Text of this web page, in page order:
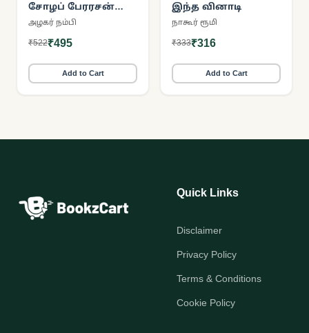
சோழப் பேரரசன்
ராஜ ராஜன்
அழகர் நம்பி
₹522₹495
Add to Cart
இந்த வினாடி
நாகூர் ரூமி
₹333₹316
Add to Cart
Quick Links
Disclaimer
Privacy Policy
Terms & Conditions
Cookie Policy